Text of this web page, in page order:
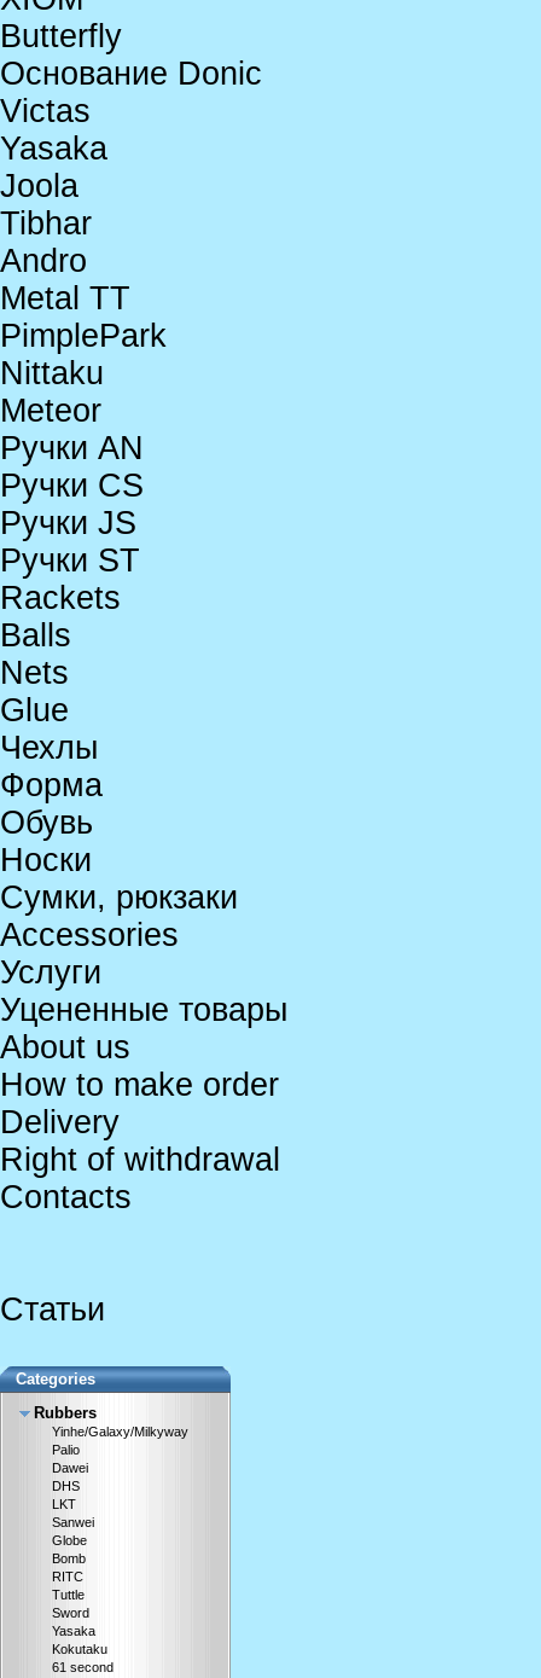
Butterfly
Основание Donic
Victas
Yasaka
Joola
Tibhar
Andro
Metal TT
PimplePark
Nittaku
Meteor
Ручки AN
Ручки CS
Ручки JS
Ручки ST
Rackets
Balls
Nets
Glue
Чехлы
Форма
Обувь
Носки
Сумки, рюкзаки
Accessories
Услуги
Уцененные товары
About us
How to make order
Delivery
Right of withdrawal
Contacts
Статьи
Categories
Rubbers
Yinhe/Galaxy/Milkyway
Palio
Dawei
DHS
LKT
Sanwei
Globe
Bomb
RITC
Tuttle
Sword
Yasaka
Kokutaku
61 second